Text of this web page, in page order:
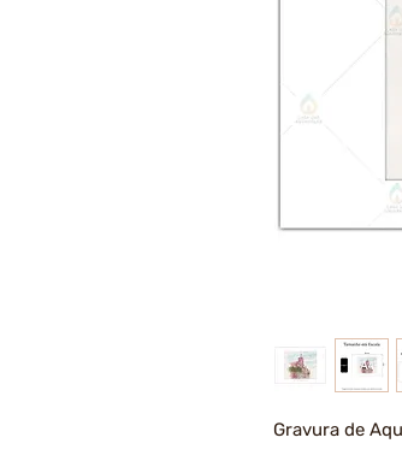
Gravura de